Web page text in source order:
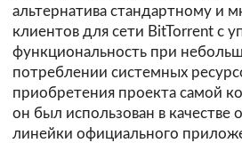
альтернатива стандартному и
клиентов для сети BitTorrent с
функциональность при
потреблении системных
приобретения проекта самой
он был использован в качестве
линейки официального